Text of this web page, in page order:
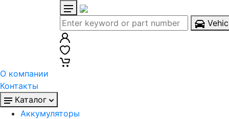
О компании
Контакты
Каталог
Аккумуляторы